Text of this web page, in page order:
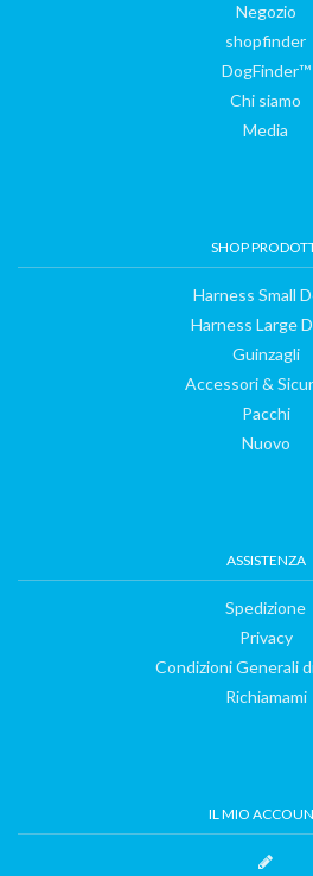
siamo
Negozio
shopfinder
DogFinder™
Chi siamo
Media
SHOP
Harness Small
Harness Large
Guinzagli
Accessori &
Pacchi
Nuovo
ASSISTENZA
Spedizione
Privacy
Condizioni Generali
Richiamami
IL MIO